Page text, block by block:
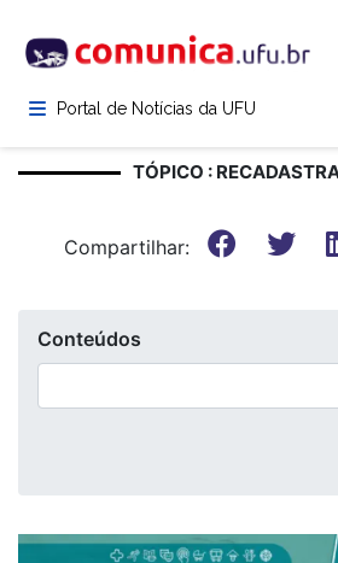
para
conteúdoPortal de Notícias da UFU
TÓPICO :
Compartilhar:
Conteúdos